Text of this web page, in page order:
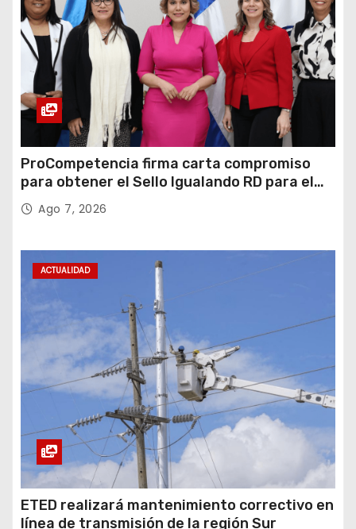
ProCompetencia firma carta compromiso
para obtener el Sello Igualando RD para el
Sector Público
Ago 7, 2026
ACTUALIDAD
ETED realizará mantenimiento correctivo en
línea de transmisión de la región Sur